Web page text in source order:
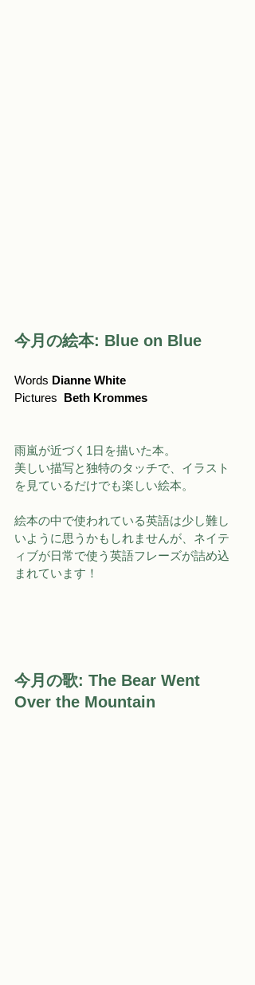
今月の絵本: Blue on Blue
Words Dianne White
Pictures Beth Krommes
雨嵐が近づく1日を描いた本。
美しい描写と独特のタッチで、イラスト
を見ているだけでも楽しい絵本。
絵本の中で使われている英語は少し難し
いように思うかもしれませんが、ネイテ
ィブが日常で使う英語フレーズが詰め込
まれています！
今月の歌: The Bear Went
Over the Mountain